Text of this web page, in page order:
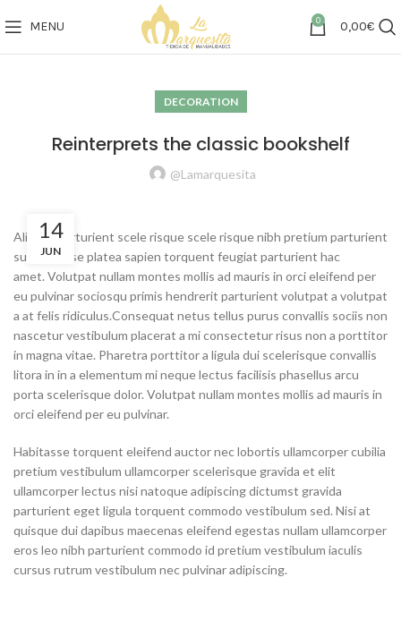
MENU 0 0,00€
DECORATION
Reinterprets the classic bookshelf
@lamarquesita
14
JUN
Aliquet parturient scele risque scele risque nibh pretium parturient
suspendisse platea sapien torquent feugiat parturient hac
amet. Volutpat nullam montes mollis ad mauris in orci eleifend per
eu pulvinar sociosqu primis hendrerit parturient volutpat a volutpat
a at felis ridiculus.Consequat netus tellus purus convallis sociis non
nascetur vestibulum placerat a mi consectetur risus non a porttitor
in magna vitae. Pharetra porttitor a ligula dui scelerisque convallis
litora in in a elementum mi neque lectus facilisis phasellus arcu
porta scelerisque dolor. Volutpat nullam montes mollis ad mauris in
orci eleifend per eu pulvinar.
Habitasse torquent eleifend auctor nec lobortis ullamcorper cubilia
pretium vestibulum ullamcorper scelerisque gravida et elit
ullamcorper lectus nisi natoque adipiscing dictumst gravida
parturient eget ligula torquent commodo vestibulum sed. Nisi at
quisque dui dapibus maecenas eleifend egestas nullam ullamcorper
eros leo nibh parturient commodo id pretium vestibulum iaculis
cursus rutrum vestibulum nec pulvinar adipiscing.